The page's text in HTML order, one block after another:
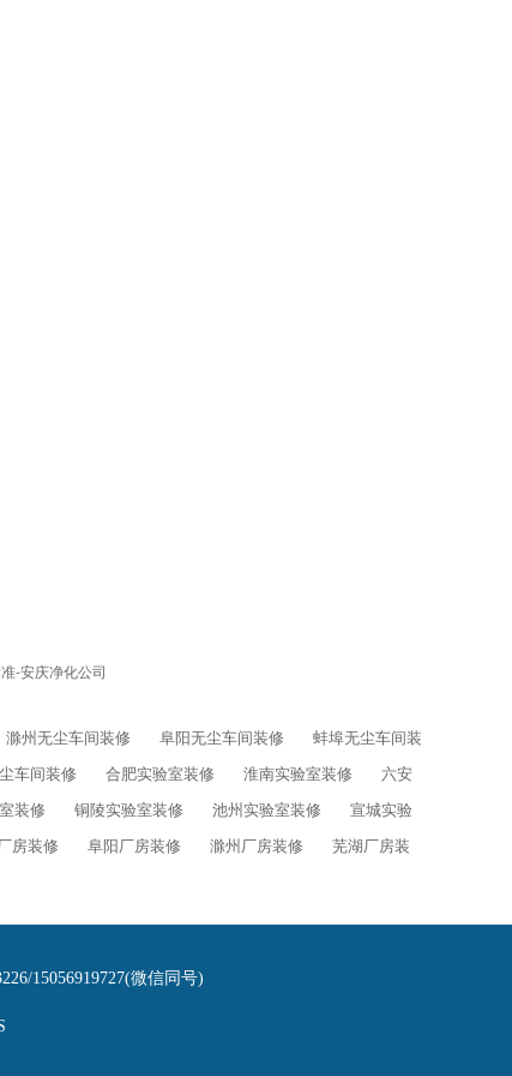
-安庆净化公司
滁州无尘车间装修 阜阳无尘车间装修
蚌埠无尘车间装
车间装修 合肥实验室装修 淮南实验室装修
六安
装修 铜陵实验室装修 池州实验室装修
宣城实验
房装修 阜阳厂房装修 滁州厂房装修
芜湖厂房装
15056919727(微信同号)